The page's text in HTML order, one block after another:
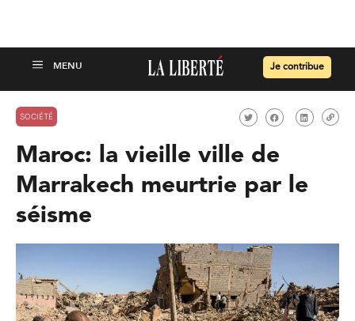
Je contribue
SOCIÉTÉ
Maroc: la vieille ville de
Marrakech meurtrie par le
séisme